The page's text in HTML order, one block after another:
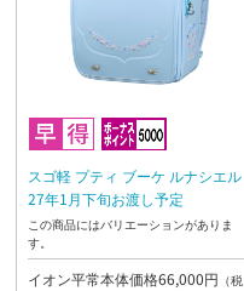
スゴ軽 プティ ブーケ ルナシエル
27年1月下旬お渡し予定
この商品にはバリエーションがありま
す。
イオン平常本体価格66,000円 （税